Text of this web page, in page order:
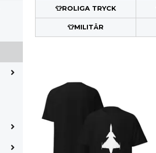
👕ROLIGA TRYCK
👕MILITÄR